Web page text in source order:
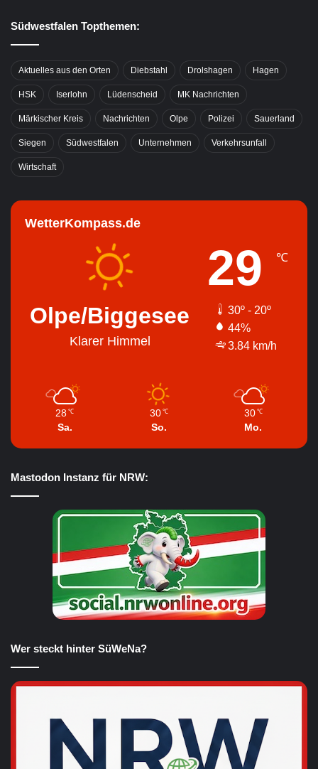
Südwestfalen Topthemen:
Aktuelles aus den Orten Diebstahl Drolshagen Hagen
HSK Iserlohn Lüdenscheid MK Nachrichten
Märkischer Kreis Nachrichten Olpe Polizei Sauerland
Siegen Südwestfalen Unternehmen Verkehrsunfall
Wirtschaft
WetterKompass.de
Olpe/Biggesee
Klarer Himmel
29 ℃
30º - 20º
44%
3.84 km/h
28 ℃
Sa.
30 ℃
So.
30 ℃
Mo.
Mastodon Instanz für NRW:
Wer steckt hinter SüWeNa?